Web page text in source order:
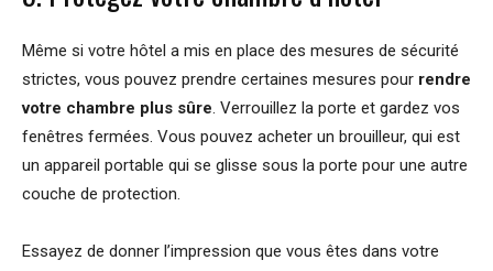
Même si votre hôtel a mis en place des mesures de sécurité
strictes, vous pouvez prendre certaines mesures pour rendre
votre chambre plus sûre . Verrouillez la porte et gardez vos
fenêtres fermées. Vous pouvez acheter un brouilleur, qui est
un appareil portable qui se glisse sous la porte pour une autre
couche de protection.
Essayez de donner l’impression que vous êtes dans votre